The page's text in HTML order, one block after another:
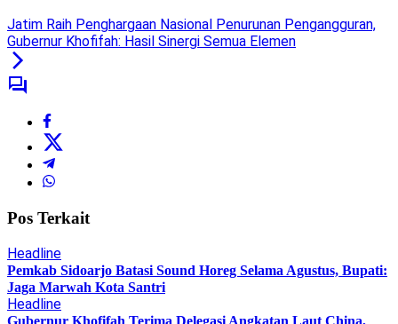
Jatim Raih Penghargaan Nasional Penurunan Pengangguran,
Gubernur Khofifah: Hasil Sinergi Semua Elemen
Pos Terkait
Headline
Pemkab Sidoarjo Batasi Sound Horeg Selama Agustus, Bupati:
Jaga Marwah Kota Santri
Headline
Gubernur Khofifah Terima Delegasi Angkatan Laut China,